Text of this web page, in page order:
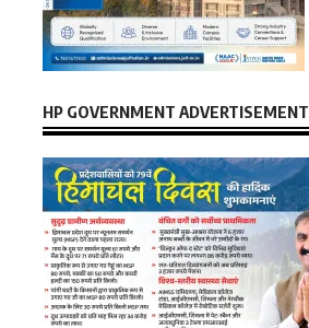
HP GOVERNMENT ADVERTISEMENT